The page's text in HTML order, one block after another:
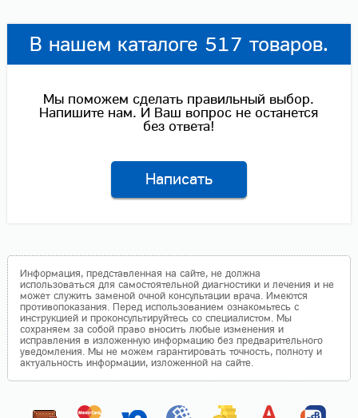
В нашем каталоге 517 товаров.
Мы поможем сделать правильный выбор.
Напишите нам. И Ваш вопрос не останется
без ответа!
Написать
Информация, представленная на сайте, не должна
использоваться для самостоятельной диагностики и лечения и не
может служить заменой очной консультации врача. Имеются
противопоказания. Перед использованием ознакомьтесь с
инструкцией и проконсультируйтесь со специалистом. Мы
сохраняем за собой право вносить любые изменения и
исправления в изложенную информацию без предварительного
уведомления. Мы не можем гарантировать точность, полноту и
актуальность информации, изложенной на сайте.